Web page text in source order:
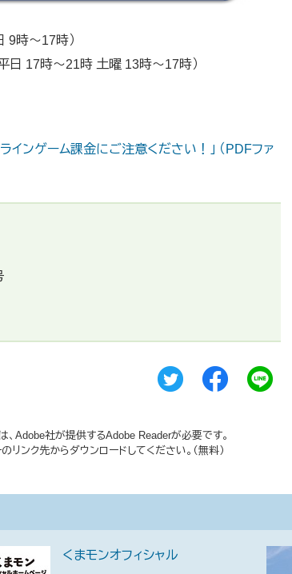
9時～17時）
日 17時～21時 土曜 13時～17時）
インゲーム課金にご注意ください！」 （PDFファ
Adobe社が提供するAdobe Readerが必要です。
ンク先からダウンロードしてください。（無料）
くまモンオフィシャル